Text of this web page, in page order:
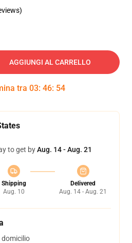
AGGIUNGI AL CARRELLO
tra 03: 46: 53
to get byAug. 14 - Aug. 21
Shipping
Aug. 10
Delivered
Aug. 14 - Aug. 21
domicilio